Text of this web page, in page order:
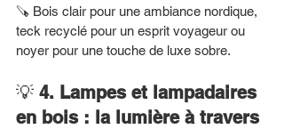
🪚 Bois clair pour une ambiance nordique,
teck recyclé pour un esprit voyageur ou
noyer pour une touche de luxe sobre.
💡 4. Lampes et lampadaires
en bois : la lumière à travers